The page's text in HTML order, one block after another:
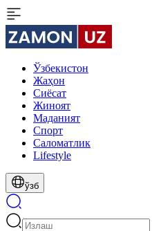
Ўзбекистон
Жаҳон
Сиёсат
Жиноят
Маданият
Спорт
Cаломатлик
Lifestyle
ўзб